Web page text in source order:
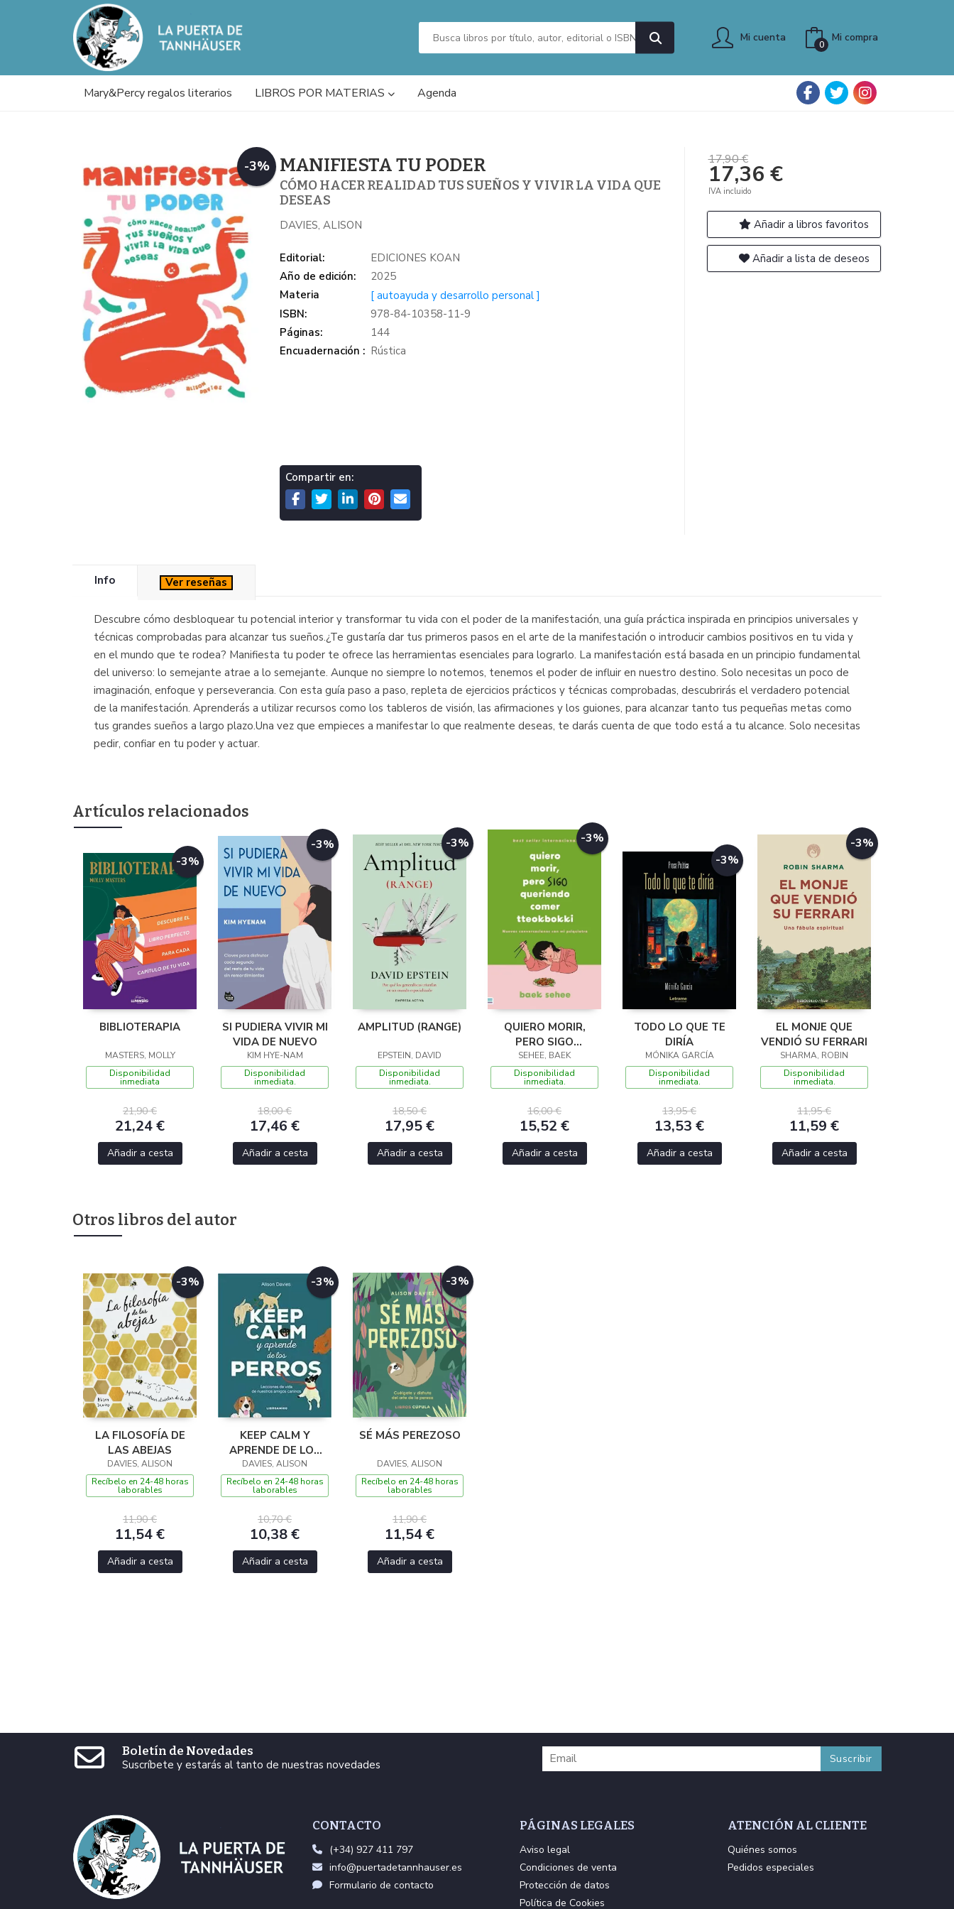
Mi cuenta Mi compra
0
Mary&Percy regalos literarios LIBROS POR MATERIAS Agenda
-3% MANIFIESTA TU PODER
CÓMO HACER REALIDAD TUS SUEÑOS Y VIVIR LA VIDA QUE
DESEAS
DAVIES, ALISON
Editorial:
EDICIONES KOAN
Año de edición:
2025
Materia
[ autoayuda y desarrollo personal ]
ISBN:
978-84-10358-11-9
Páginas:
144
Encuadernación : Rústica
Compartir en:
17,90 €
17,36 €
IVA incluido
Añadir a libros favoritos
Añadir a lista de deseos
Info Ver reseñas
Descubre cómo desbloquear tu potencial interior y transformar tu vida con el poder de la manifestación, una guía práctica inspirada en principios universales y
técnicas comprobadas para alcanzar tus sueños.¿Te gustaría dar tus primeros pasos en el arte de la manifestación o introducir cambios positivos en tu vida y
en el mundo que te rodea? Manifiesta tu poder te ofrece las herramientas esenciales para lograrlo. La manifestación está basada en un principio fundamental
del universo: lo semejante atrae a lo semejante. Aunque no siempre lo notemos, tenemos el poder de influir en nuestro destino. Solo necesitas un poco de
imaginación, enfoque y perseverancia. Con esta guía paso a paso, repleta de ejercicios prácticos y técnicas comprobadas, descubrirás el verdadero potencial
de la manifestación. Aprenderás a utilizar recursos como los tableros de visión, las afirmaciones y los guiones, para alcanzar tanto tus pequeñas metas como
tus grandes sueños a largo plazo.Una vez que empieces a manifestar lo que realmente deseas, te darás cuenta de que todo está a tu alcance. Solo necesitas
pedir, confiar en tu poder y actuar.
Artículos relacionados
-3%
BIBLIOTERAPIA
MASTERS, MOLLY
Disponibilidad
inmediata
21,90 €
21,24 €
Añadir a cesta
-3%
SI PUDIERA VIVIR MI
VIDA DE NUEVO
KIM HYE-NAM
Disponibilidad
inmediata.
18,00 €
17,46 €
Añadir a cesta
-3%
AMPLITUD (RANGE)
EPSTEIN, DAVID
Disponibilidad
inmediata.
18,50 €
17,95 €
Añadir a cesta
-3%
QUIERO MORIR,
PERO SIGO
QUERIENDO COMER
TTEOKBOKKI
SEHEE, BAEK
Disponibilidad
inmediata.
16,00 €
15,52 €
Añadir a cesta
-3%
TODO LO QUE TE
DIRÍA
MÓNIKA GARCÍA
Disponibilidad
inmediata.
13,95 €
13,53 €
Añadir a cesta
-3%
EL MONJE QUE
VENDIÓ SU FERRARI
SHARMA, ROBIN
Disponibilidad
inmediata.
11,95 €
11,59 €
Añadir a cesta
Otros libros del autor
-3%
LA FILOSOFÍA DE
LAS ABEJAS
DAVIES, ALISON
Recíbelo en 24-48 horas
laborables
11,90 €
11,54 €
Añadir a cesta
-3%
KEEP CALM Y
APRENDE DE LOS
PERROS
DAVIES, ALISON
Recíbelo en 24-48 horas
laborables
10,70 €
10,38 €
Añadir a cesta
-3%
SÉ MÁS PEREZOSO
DAVIES, ALISON
Recíbelo en 24-48 horas
laborables
11,90 €
11,54 €
Añadir a cesta
Boletín de Novedades
Suscríbete y estarás al tanto de nuestras novedades
CONTACTO
(+34) 927 411 797
info@puertadetannhauser.es
Formulario de contacto
PÁGINAS LEGALES
Aviso legal
Condiciones de venta
Protección de datos
Política de Cookies
ATENCIÓN AL CLIENTE
Quiénes somos
Pedidos especiales